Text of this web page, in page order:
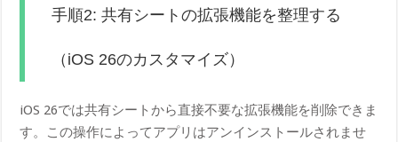
手順2: 共有シートの拡張機能を整理する
（iOS 26のカスタマイズ）
iOS 26では共有シートから直接不要な拡張機能を削除できま
す。この操作によってアプリはアンインストールされませ